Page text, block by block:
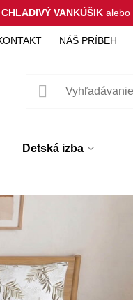
CHLADIVÝ VANKÚŠIK alebo
NÁŠ PRÍBEH
Detská izba